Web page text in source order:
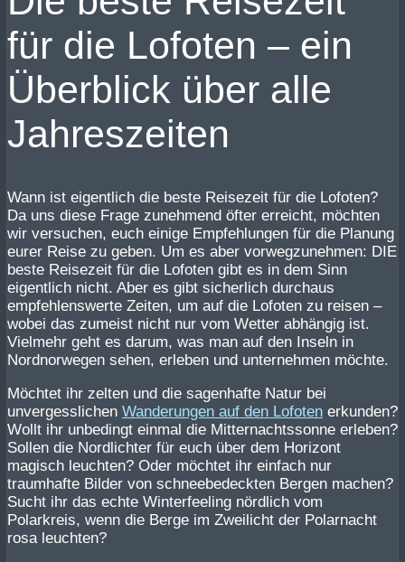
für die Lofoten – ein
Überblick über alle
Jahreszeiten
Wann ist eigentlich die beste Reisezeit für die Lofoten?
Da uns diese Frage zunehmend öfter erreicht, möchten
wir versuchen, euch einige Empfehlungen für die Planung
eurer Reise zu geben. Um es aber vorwegzunehmen: DIE
beste Reisezeit für die Lofoten gibt es in dem Sinn
eigentlich nicht. Aber es gibt sicherlich durchaus
empfehlenswerte Zeiten, um auf die Lofoten zu reisen –
wobei das zumeist nicht nur vom Wetter abhängig ist.
Vielmehr geht es darum, was man auf den Inseln in
Nordnorwegen sehen, erleben und unternehmen möchte.
Möchtet ihr zelten und die sagenhafte Natur bei
unvergesslichen Wanderungen auf den Lofoten erkunden?
Wollt ihr unbedingt einmal die Mitternachtssonne erleben?
Sollen die Nordlichter für euch über dem Horizont
magisch leuchten? Oder möchtet ihr einfach nur
traumhafte Bilder von schneebedeckten Bergen machen?
Sucht ihr das echte Winterfeeling nördlich vom
Polarkreis, wenn die Berge im Zweilicht der Polarnacht
rosa leuchten?